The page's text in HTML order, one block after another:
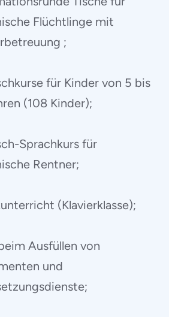
Flüchtlinge mit
;
für Kinder von 5 bis
(108 Kinder);
Sprachkurs für
Rentner;
(Klavierklasse);
Ausfüllen von
und